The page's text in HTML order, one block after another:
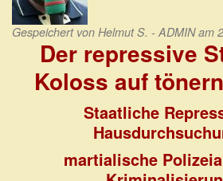
Gespeichert von Helmut S. - ADMINam
Der repressive
Koloss auf
Staatliche
martialische